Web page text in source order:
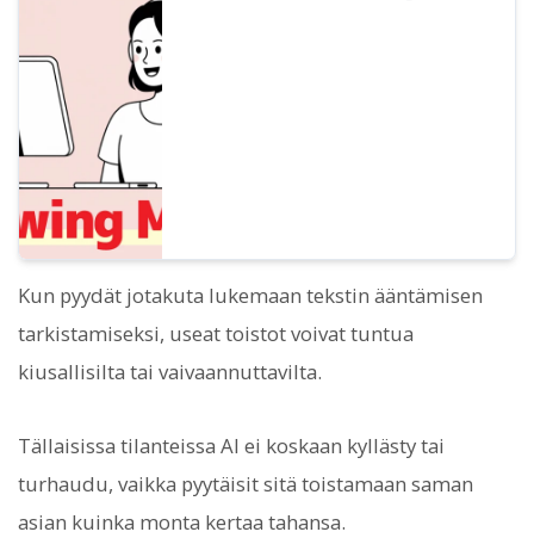
Kun pyydät jotakuta lukemaan tekstin ääntämisen
tarkistamiseksi, useat toistot voivat tuntua
kiusallisilta tai vaivaannuttavilta.
Tällaisissa tilanteissa AI ei koskaan kyllästy tai
turhaudu, vaikka pyytäisit sitä toistamaan saman
asian kuinka monta kertaa tahansa.